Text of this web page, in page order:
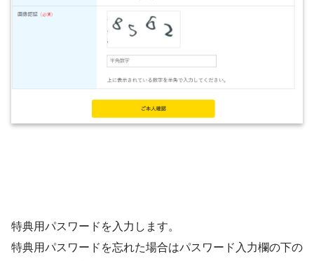
特典用パスワードを入力します。
特典用パスワードを忘れた場合はパスワード入力欄の下の